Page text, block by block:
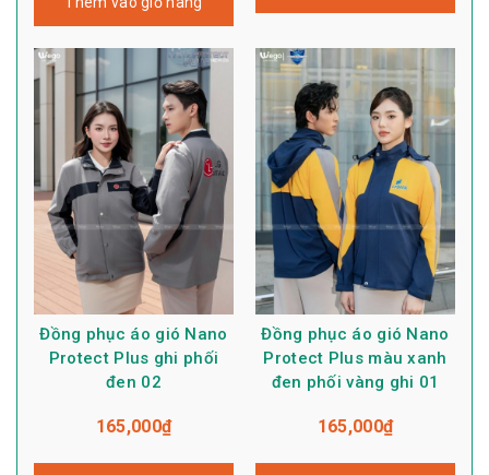
Đồng phục áo gió Nano
Protect Plus ghi phối
đen 02
165,000₫
Đồng phục áo gió Nano
Protect Plus màu xanh
đen phối vàng ghi 01
165,000₫